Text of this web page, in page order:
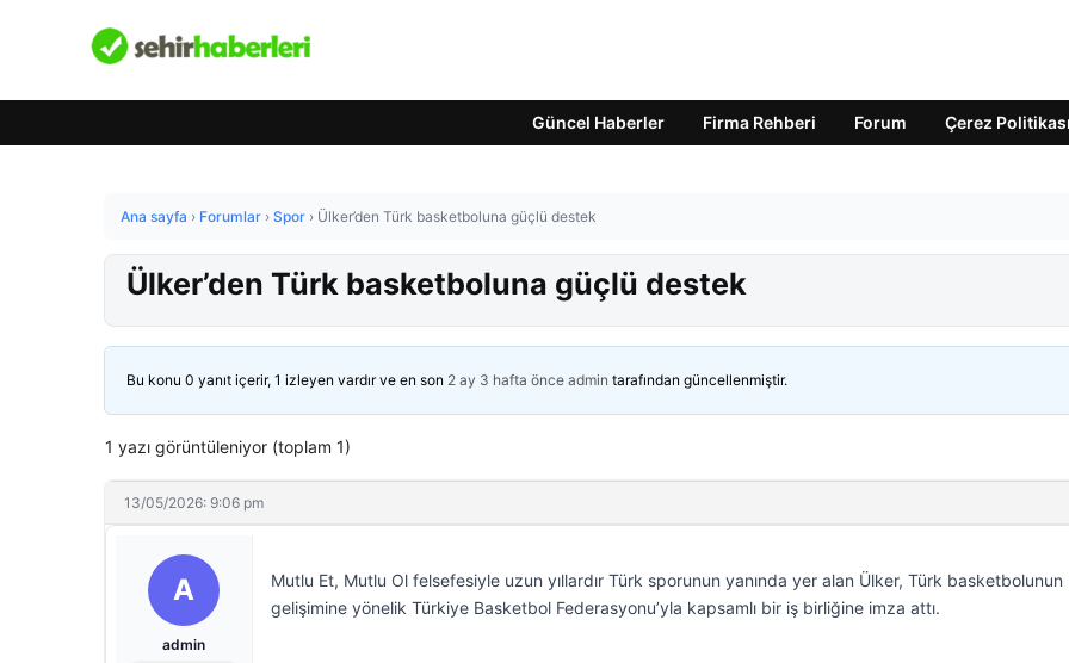
Güncel Haberler Firma Rehberi Forum Çerez Politikası
Ana sayfa › Forumlar › Spor › Ülker’den Türk basketboluna güçlü destek
Ülker’den Türk basketboluna güçlü destek
Bu konu 0 yanıt içerir, 1 izleyen vardır ve en son 2 ay 3 hafta önce admin tarafından güncellenmiştir.
1 yazı görüntüleniyor (toplam 1)
13/05/2026: 9:06 pm
A
admin
Mutlu Et, Mutlu Ol felsefesiyle uzun yıllardır Türk sporunun yanında yer alan Ülker, Türk basketbolunun
gelişimine yönelik Türkiye Basketbol Federasyonu’yla kapsamlı bir iş birliğine imza attı.